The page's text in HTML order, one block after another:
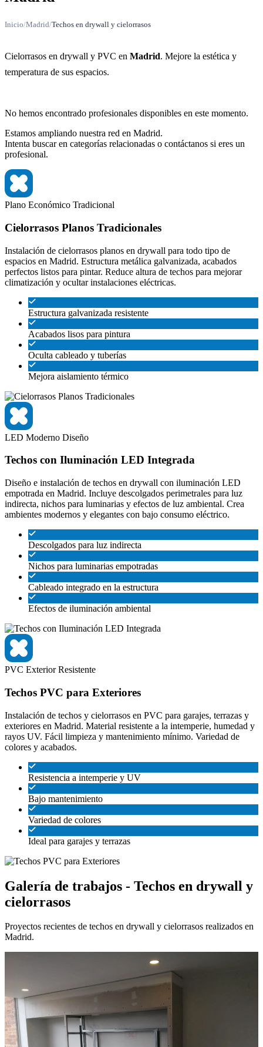
Inicio/Madrid/Techos en drywall y cielorrasos
Cielorrasos en drywall y PVC en Madrid. Mejore la estética y
temperatura de sus espacios.
No hemos encontrado profesionales disponibles en este momento.
Estamos ampliando nuestra red en Madrid.
Intenta buscar en categorías relacionadas o contáctanos si eres un
profesional.
Plano Económico Tradicional
Cielorrasos Planos Tradicionales
Instalación de cielorrasos planos en drywall para todo tipo de
espacios en Madrid. Estructura metálica galvanizada, acabados
perfectos listos para pintar. Reduce altura de techos para mejorar
climatización y ocultar instalaciones eléctricas.
Estructura galvanizada resistente
Acabados lisos para pintura
Oculta cableado y tuberías
Mejora aislamiento térmico
LED Moderno Diseño
Techos con Iluminación LED Integrada
Diseño e instalación de techos en drywall con iluminación LED
empotrada en Madrid. Incluye descolgados perimetrales para luz
indirecta, nichos para luminarias y efectos de luz ambiental. Crea
ambientes modernos y elegantes con bajo consumo eléctrico.
Descolgados para luz indirecta
Nichos para luminarias empotradas
Cableado integrado en la estructura
Efectos de iluminación ambiental
PVC ExteriorResistente
Techos PVC para Exteriores
Instalación de techos y cielorrasos en PVC para garajes, terrazas y
exteriores en Madrid. Material resistente a la intemperie, humedad y
rayos UV. Fácil limpieza y mantenimiento mínimo. Variedad de
colores y acabados.
Resistencia a intemperie y UV
Bajo mantenimiento
Variedad de colores
Ideal para garajes y terrazas
Galería de trabajos - Techos en drywall y
cielorrasos
Proyectos recientes de techos en drywall y cielorrasos realizados en
Madrid.